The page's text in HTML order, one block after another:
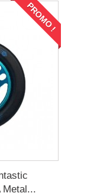
PROMO !
Metal...